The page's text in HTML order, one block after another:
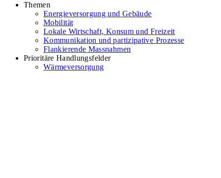
Themen
Energieversorgung und Gebäude
Mobilität
Lokale Wirtschaft, Konsum und Freizeit
Kommunikation und partizipative Prozesse
Flankierende Massnahmen
Prioritäre Handlungsfelder
Wärmeversorgung